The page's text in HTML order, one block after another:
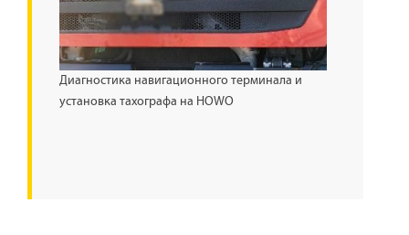
Диагностика навигационного терминала и
установка тахографа на HOWO